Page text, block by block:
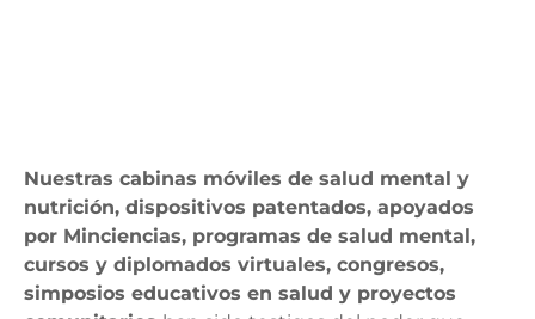
Nuestras cabinas móviles de salud mental y
nutrición, dispositivos patentados, apoyados
por Minciencias, programas de salud mental,
cursos y diplomados virtuales, congresos,
simposios educativos en salud y proyectos